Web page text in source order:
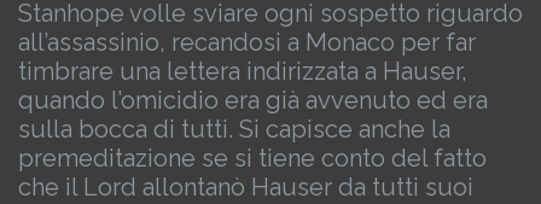
Stanhope volle sviare ogni sospetto riguardo
all’assassinio, recandosi a Monaco per far
timbrare una lettera indirizzata a Hauser,
quando l’omicidio era già avvenuto ed era
sulla bocca di tutti. Si capisce anche la
premeditazione se si tiene conto del fatto
che il Lord allontanò Hauser da tutti suoi